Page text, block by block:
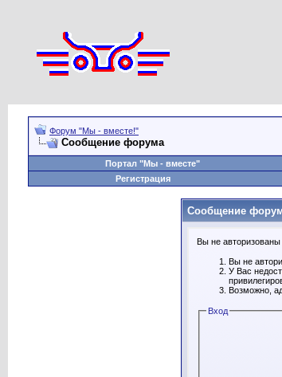
Форум "Мы - вместе!"
Сообщение форума
Портал "Мы - вместе"
Регистрация
Сообщение
Вы не авторизованы
Вы не
У Вас
Возможно,
Вход